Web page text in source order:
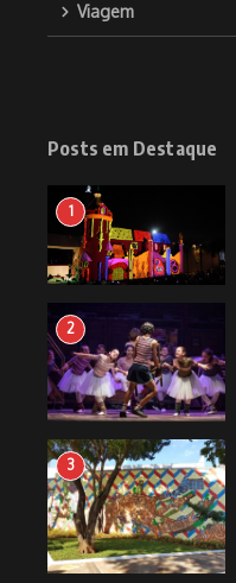
Viagem
Posts em Destaque
1
2
3